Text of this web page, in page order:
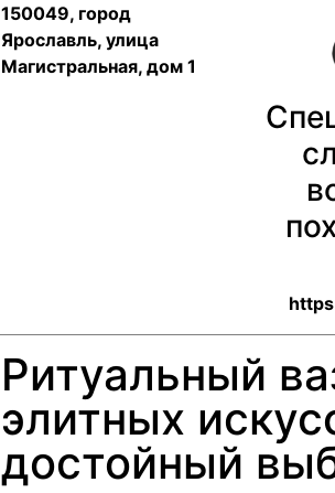
150049, город
Ярославль, улица
Магистральная, дом 1
Ритуальный
элитных
достойный